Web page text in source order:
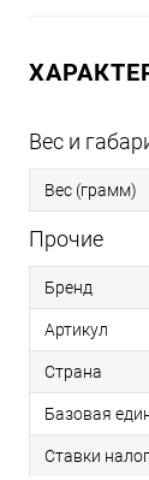
Вес и
Вес (грамм)
Прочие
Бренд
Артикул
Страна
Базовая
Ставки